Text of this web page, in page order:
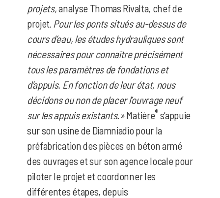
projets,analyse Thomas Rivalta, chef de
projet. Pour les ponts situés au-dessus de
cours d’eau, les études hydrauliques sont
nécessaires pour connaître précisément
tous les paramètres de fondations et
d’appuis. En fonction de leur état, nous
décidons ou non de placer l’ouvrage neuf
sur les appuis existants.»Matière®s’appuie
sur son usine de Diamniadio pour la
préfabrication des pièces en béton armé
des ouvrages et sur son agence locale pour
piloter le projet et coordonner les
différentes étapes, depuis